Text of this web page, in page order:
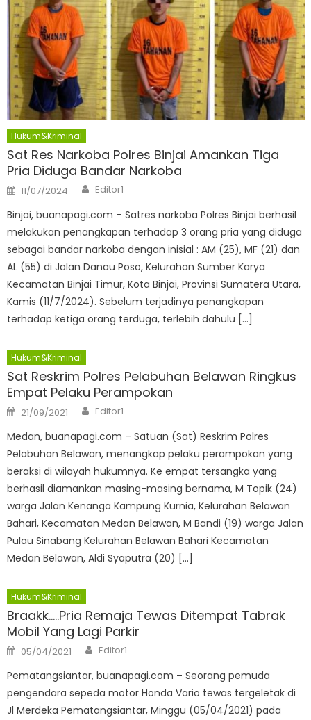
Hukum&Kriminal
Sat Res Narkoba Polres Binjai Amankan Tiga
Pria Diduga Bandar Narkoba
Posted
on
11/07/2024 Author
Editor1
Binjai, buanapagi.com – Satres narkoba Polres Binjai berhasil
melakukan penangkapan terhadap 3 orang pria yang diduga
sebagai bandar narkoba dengan inisial : AM (25), MF (21) dan
AL (55) di Jalan Danau Poso, Kelurahan Sumber Karya
Kecamatan Binjai Timur, Kota Binjai, Provinsi Sumatera Utara,
Kamis (11/7/2024). Sebelum terjadinya penangkapan
terhadap ketiga orang terduga, terlebih dahulu […]
Hukum&Kriminal
Sat Reskrim Polres Pelabuhan Belawan Ringkus
Empat Pelaku Perampokan
Posted
on
21/09/2021 Author
Editor1
Medan, buanapagi.com – Satuan (Sat) Reskrim Polres
Pelabuhan Belawan, menangkap pelaku perampokan yang
beraksi di wilayah hukumnya. Ke empat tersangka yang
berhasil diamankan masing-masing bernama, M Topik (24)
warga Jalan Kenanga Kampung Kurnia, Kelurahan Belawan
Bahari, Kecamatan Medan Belawan, M Bandi (19) warga Jalan
Pulau Sinabang Kelurahan Belawan Bahari Kecamatan
Medan Belawan, Aldi Syaputra (20) […]
Hukum&Kriminal
Braakk…..Pria Remaja Tewas Ditempat Tabrak
Mobil Yang Lagi Parkir
Posted
on
05/04/2021 Author
Editor1
Pematangsiantar, buanapagi.com – Seorang pemuda
pengendara sepeda motor Honda Vario tewas tergeletak di
Jl Merdeka Pematangsiantar, Minggu (05/04/2021) pada